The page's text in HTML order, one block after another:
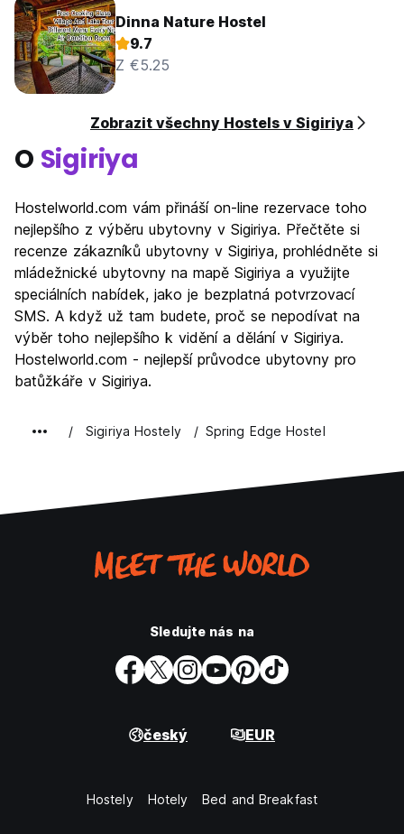
Dinna Nature Hostel
9.7
Z €5.25
Zobrazit všechny Hostels v Sigiriya
O Sigiriya
Hostelworld.com vám přináší on-line rezervace toho
nejlepšího z výběru ubytovny v Sigiriya. Přečtěte si
recenze zákazníků ubytovny v Sigiriya, prohlédněte si
mládežnické ubytovny na mapě Sigiriya a využijte
speciálních nabídek, jako je bezplatná potvrzovací
SMS. A když už tam budete, proč se nepodívat na
výběr toho nejlepšího k vidění a dělání v Sigiriya.
Hostelworld.com - nejlepší průvodce ubytovny pro
batůžkáře v Sigiriya.
Sigiriya Hostely Spring Edge Hostel
Sledujte nás na
český EUR
Hostely Hotely Bed and Breakfast